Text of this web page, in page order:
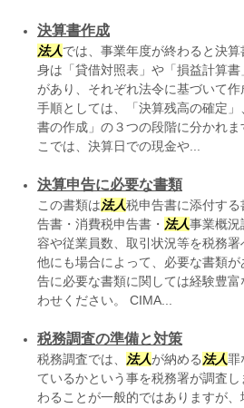
決算書作成
法人では、事業年度が終わると決
身は「貸借対照表」や「損益計算
があり、それぞれ法令に基づいて
手順としては、「決算残高の確定
書の作成」の３つの段階に分かれ
こでは、決算日での現金や...
決算申告に必要な書類
この書類は法人税申告書に添付する
告書・消費税申告書・ 法人事業概況
容や従業員数、取引状況等を税務
他にも場合によって、必要な書類
告に必要な書類に関しては経験豊
わせください。 CIMA...
税務調査の準備と対策
税務調査では、 法人が納める 法人罪
ているかという事を税務署が調査
わることが一般的ではありますが